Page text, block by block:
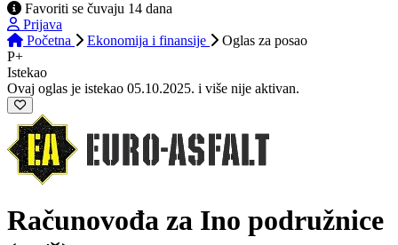
Favoriti se čuvaju 14 dana
Prijava
Početna
Ekonomija i finansije Oglas za posao
P+
Istekao
Ovaj oglas je istekao 05.10.2025. i više nije aktivan.
Računovođa za Ino podružnice